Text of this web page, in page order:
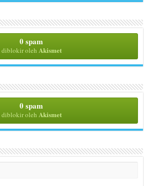
0 spam
diblokir oleh Akismet
0 spam
diblokir oleh Akismet